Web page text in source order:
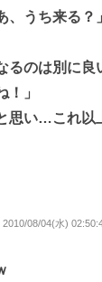
、うち来る？
るのは別に良
」
思い…これ以
2010/08/04(水)